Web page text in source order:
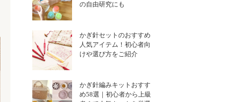
の自由研究にも
かぎ針セットのおすすめ
人気アイテム！初心者向
けや選び方をご紹介
かぎ針編みキットおすす
め58選｜初心者から上級